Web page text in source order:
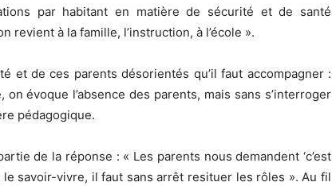
par habitant en matière de sécurité et de santé
revient à la famille, l’instruction, à l’école ».
et de ces parents désorientés qu’il faut accompagner :
évoque l’absence des parents, mais sans s’interroger
pédagogique.
de la réponse : « Les parents nous demandent ‘c’est
le savoir-vivre, il faut sans arrêt resituer les rôles ». Au fil